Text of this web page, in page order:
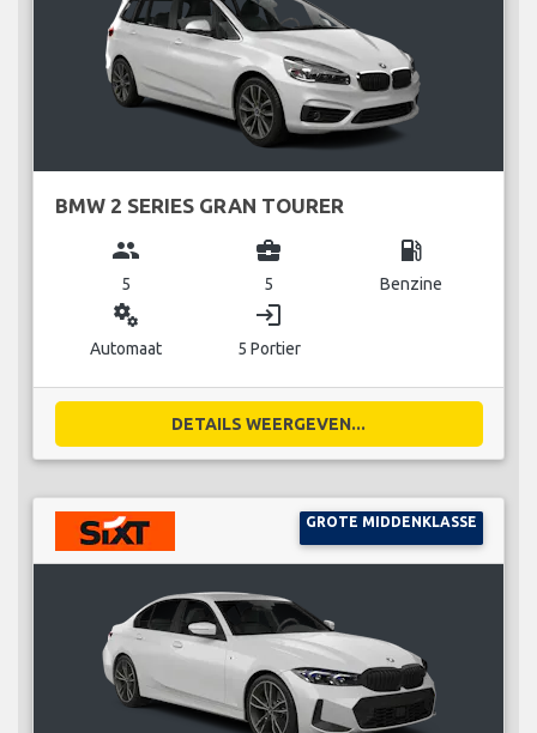
BMW 2 SERIES GRAN TOURER
group
5
business_center
5
local_gas_station
Benzine
miscellaneous_services
Automaat
login
5 Portier
DETAILS WEERGEVEN...
GROTE MIDDENKLASSE